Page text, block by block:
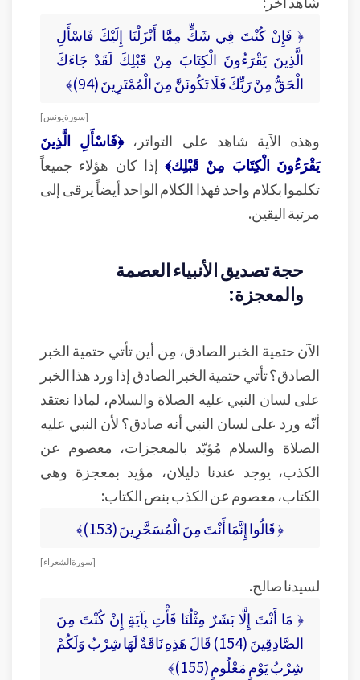
﴿ فَإِنْ كُنْتَ فِي شَكٍّ مِمَّا أَنْزَلْنَا إِلَيْكَ فَاسْأَلِ
الَّذِينَ يَقْرَءُونَ الْكِتَابَ مِنْ قَبْلِكَ لَقَدْ جَاءَكَ
الْحَقُّ مِنْ رَبِّكَ فَلَا تَكُونَنَّ مِنَ الْمُمْتَرِينَ (94)﴾
[ سورة يونس ]
وهذه الآية شاهد على التواتر،﴿فَاسْأَلِ الَّذِينَ
يَقْرَءُونَ الْكِتَابَ مِنْ قَبْلِك﴾ إذا كان هؤلاء جميعاً
تكلموا بكلام واحد فهذا الكلام الواحد أيضاً يرقى إلى
مرتبة اليقين.
حجة تصديق الأنبياء العصمة
والمعجزة:
الآن حتمية الخبر الصادق، مِن أين تأتي حتمية الخبر
الصادق؟ تأتي حتمية الخبر الصادق إذا ورد هذا الخبر
على لسان النبي عليه الصلاة والسلام، لماذا نعتقد
أنّه ورد على لسان النبي أنه صادق؟ لأن النبي عليه
الصلاة والسلام مُؤيّد بالمعجزات، معصوم عن
الكذب، يوجد عندنا دليلان، مؤيد بمعجزة وهي
الكتاب، معصوم عن الكذب بنص الكتاب:
﴿ قَالُوا إِنَّمَا أَنْتَ مِنَ الْمُسَحَّرِينَ (153)﴾
[ سورة الشعراء ]
لسيدنا صالح.
﴿ مَا أَنْتَ إِلَّا بَشَرٌ مِثْلُنَا فَأْتِ بِآيَةٍ إِنْ كُنْتَ مِنَ
الصَّادِقِينَ (154) قَالَ هَذِهِ نَاقَةٌ لَهَا شِرْبٌ وَلَكُمْ
شِرْبُ يَوْمٍ مَعْلُومٍ (155)﴾